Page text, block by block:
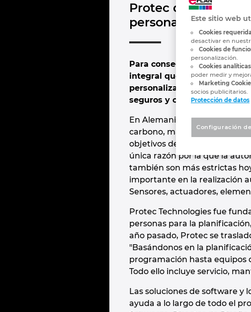
Protec diseña,
personalizada para
Para conseguir una
integral que abarca todos
personalizada para edificios
seguros y
En Alemania, los edificios
carbono, más que el tráfico
objetivos de la legislación de
única razón por la que la
también son más estrictas
importante en la realización
Sensores, actuadores,
Protec Technologies fue
personas para la
año pasado, Protec se
"Basándonos en la
programación hasta equipos
Todo ello incluye servicio,
Las soluciones de software y
ayuda a lo largo de todo el
Este sitio web
Cookies
desactivar en
Cookies de
personalización.
Cookies
poder medir y
Marketing
socios publicitarios.
Protección de datos
Configuración